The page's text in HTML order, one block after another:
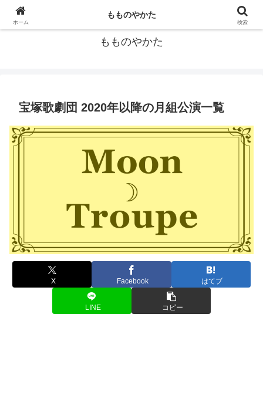
宝塚歌劇団の個人的データ集
もものやかた
宝塚歌劇団 2020年以降の月組公演一覧
X Facebook はてブ
LINE コピー
ホーム
もものやかた
検索